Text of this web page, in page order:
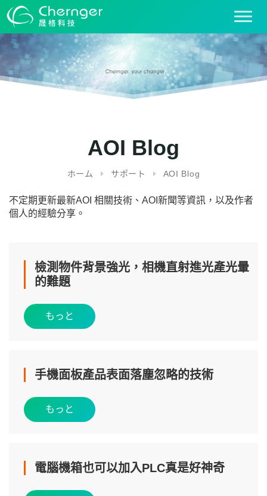
T
o
g
l
e
o
AOI Blog
ホーム サポート AOI Blog
不定期更新最新AOI 相關技術、AOI新聞等資訊，以及作者
個人的經驗分享。
檢測物件背景強光，相機直射進光產光暈
的難題
もっと
手機面板產品表面落塵忽略的技術
もっと
電腦機箱也可以加入PLC真是好神奇